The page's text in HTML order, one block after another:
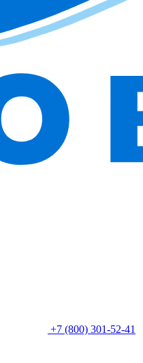
+7 (800) 301-52-41